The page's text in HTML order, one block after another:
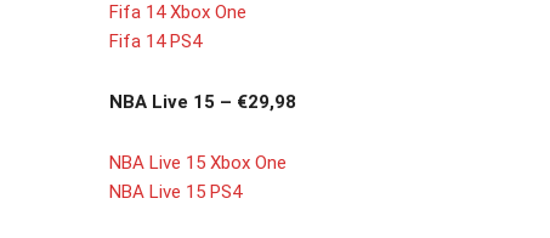
Fifa 14 Xbox One
Fifa 14 PS4
NBA Live 15 – €29,98
NBA Live 15 Xbox One
NBA Live 15 PS4